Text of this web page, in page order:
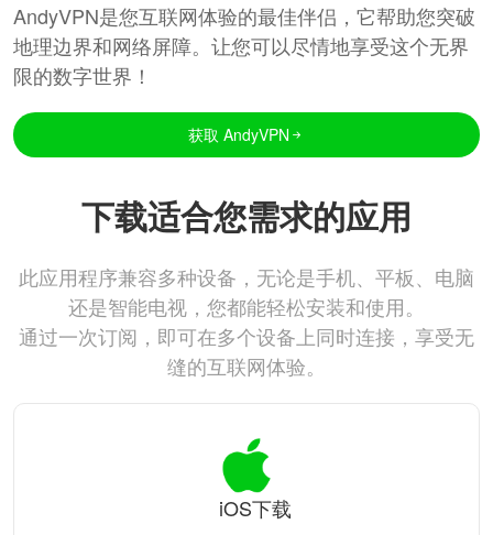
AndyVPN是您互联网体验的最佳伴侣，它帮助您突破
地理边界和网络屏障。让您可以尽情地享受这个无界
限的数字世界！
获取 AndyVPN
下载适合您需求的应用
此应用程序兼容多种设备，无论是手机、平板、电脑
还是智能电视，您都能轻松安装和使用。
通过一次订阅，即可在多个设备上同时连接，享受无
缝的互联网体验。
iOS下载